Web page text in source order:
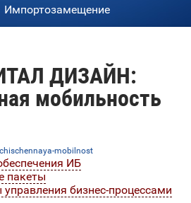
Импортозамещение
ДИЗАЙН:
мобильность
mobilnost
ИБ
пакеты
бизнес-процессами